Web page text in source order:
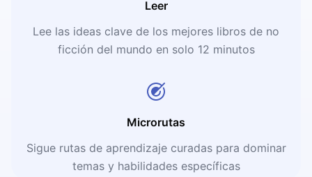
Leer
Lee las ideas clave de los mejores libros de no
ficción del mundo en solo 12 minutos
Microrutas
Sigue rutas de aprendizaje curadas para dominar
temas y habilidades específicas